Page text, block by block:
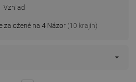
založené na 4 Názor (10 krajín)
Vzhľad